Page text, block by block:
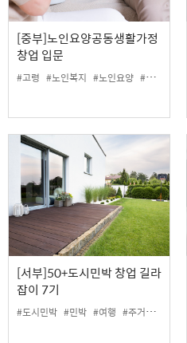
[중부]노인요양공동생활가정
창업 입문
#고령 #노인복지 #노인요양 #요양
[서부]50+도시민박 창업 길라
잡이 7기
#도시민박 #민박 #여행 #주거 #창업